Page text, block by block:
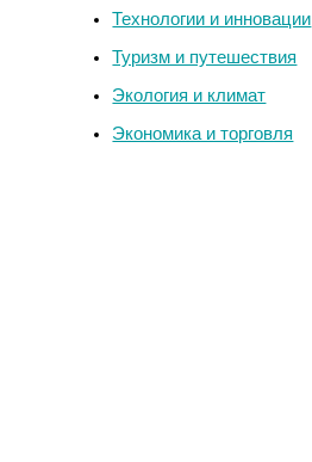
Технологии и инновации
Туризм и путешествия
Экология и климат
Экономика и торговля